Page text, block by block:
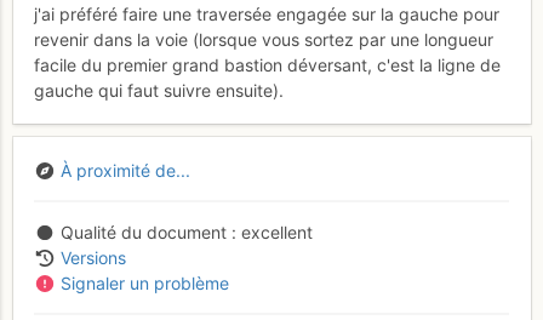
j'ai préféré faire une traversée engagée sur la gauche pour
revenir dans la voie (lorsque vous sortez par une longueur
facile du premier grand bastion déversant, c'est la ligne de
gauche qui faut suivre ensuite).
À proximité de...
Qualité du document
excellent
Versions
Signaler un problème